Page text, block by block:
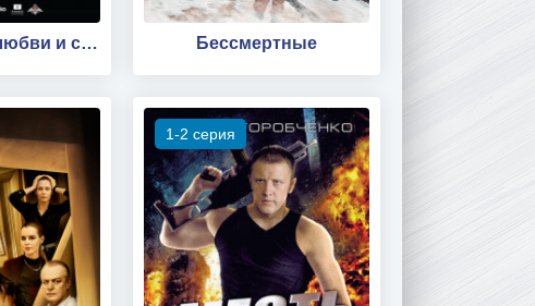
10 историй о любви и смерти Бессмертные
1-2 серия